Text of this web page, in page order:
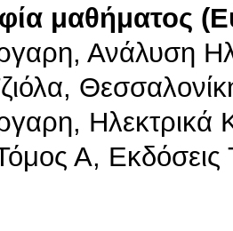
μαθήματος
Ανάλυση
Ηλεκτρικά
Α,